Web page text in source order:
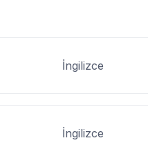
İngilizce
İngilizce